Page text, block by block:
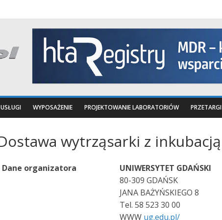
USŁUGI WYPOSAŻENIE PROJEKTOWANIE LABORATORIÓW PRZETARGI
wytrząsarki z inkubacją
Dane organizatora
UNIWERSYTET GDAŃSKI
80-309 GDAŃSK
JANA BAŻYŃSKIEGO 8
Tel. 58 523 30 00
WWW ug.edu.pl/